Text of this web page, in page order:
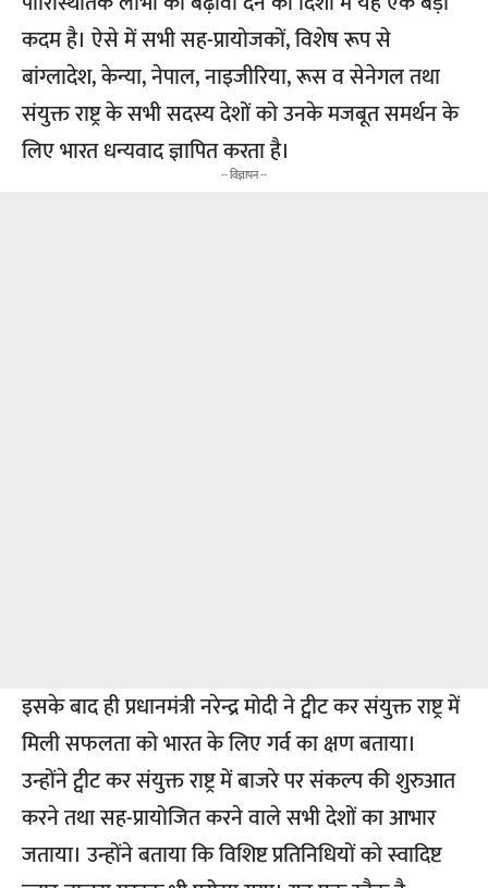
कदम है। ऐसे में सभी सह-प्रायोजकों, विशेष रूप से
बांग्लादेश, केन्या, नेपाल, नाइजीरिया, रूस व सेनेगल तथा
संयुक्त राष्ट्र के सभी सदस्य देशों को उनके मजबूत समर्थन के
लिए भारत धन्यवाद ज्ञापित करता है।
-- विज्ञापन --
इसके बाद ही प्रधानमंत्री नरेन्द्र मोदी ने ट्वीट कर संयुक्त राष्ट्र में
मिली सफलता को भारत के लिए गर्व का क्षण बताया।
उन्होंने ट्वीट कर संयुक्त राष्ट्र में बाजरे पर संकल्प की शुरुआत
करने तथा सह-प्रायोजित करने वाले सभी देशों का आभार
जताया। उन्होंने बताया कि विशिष्ट प्रतिनिधियों को स्वादिष्ट